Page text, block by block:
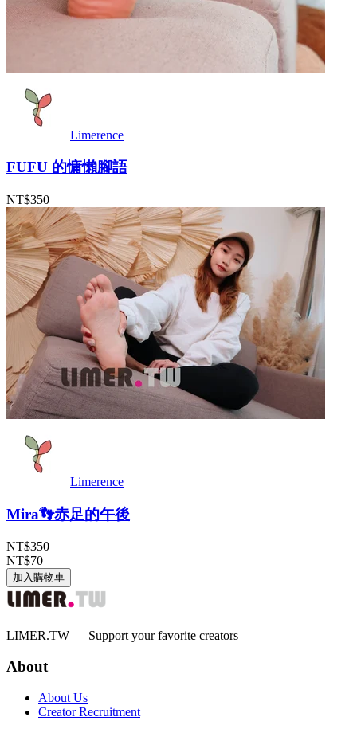
Limerence
FUFU 的慵懶腳語
NT$350
Limerence
Mira👣赤足的午後
NT$350
NT$70
加入購物車
LIMER.TW — Support your favorite creators
About
About Us
Creator Recruitment